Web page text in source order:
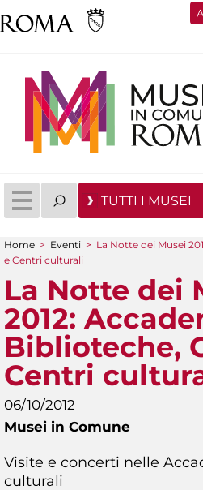
TUTTI I MUSEI
Tu sei qui
Home > Eventi > La Notte dei Musei
e Centri culturali
La Notte dei
2012:
Biblioteche,
Centri
06/10/2012
Musei in Comune
Visite e concerti nelle
culturali